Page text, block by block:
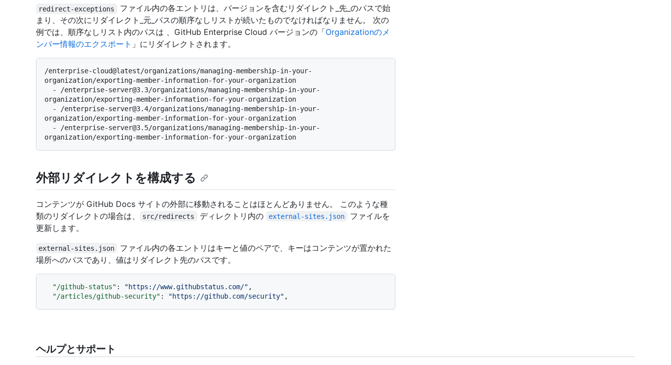
redirect-exceptions
ファイル内の各エントリは、バージョンを含むリダイレクト_先_のパスで始
まり、その次にリダイレクト_元_パスの順序なしリストが続いたものでなければなりません。 次の
例では、順序なしリスト内のパスは 、GitHub Enterprise Cloud バージョンの「Organizationのメ
ンバー情報のエクスポート 」にリダイレクトされます。
/enterprise-cloud@latest/organizations/managing-membership-in-your-
organization/exporting-member-information-for-your-organization
organization/exporting-member-information-for-your-organization
organization/exporting-member-information-for-your-organization
外部リダイレクトを構成する
コンテンツが GitHub Docs サイトの外部に移動されることはほとんどありません。 このような種
類のリダイレクトの場合は、
src/redirects ディレクトリ内の external-sites.json
ファイルを
更新します。
external-sites.json
ファイル内の各エントリはキーと値のペアで、キーはコンテンツが置かれた
場所へのパスであり、値はリダイレクト先のパスです。
"/github-status" : "https://www.githubstatus.com/" ,
"/articles/github-security" : "https://github.com/security" ,
ヘルプとサポート